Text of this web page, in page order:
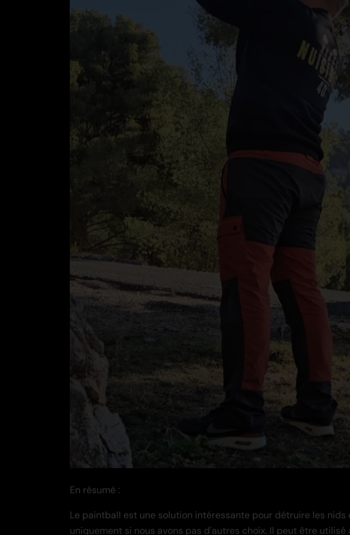
En résumé :
Le paintball est une solution intéressante pour détruire les
uniquement si nous avons pas d'autres choix. Il peut être